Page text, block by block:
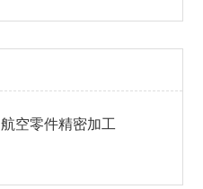
航空零件精密加工